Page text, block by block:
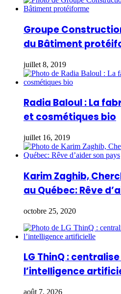
Groupe
du Bâtiment
juillet 8, 2019
Radia Baloul : La
et cosmétiques bio
juillet 16, 2019
Karim Zaghib,
au Québec: Rêve
octobre 25, 2020
LG ThinQ :
l’intelligence
août 7, 2026